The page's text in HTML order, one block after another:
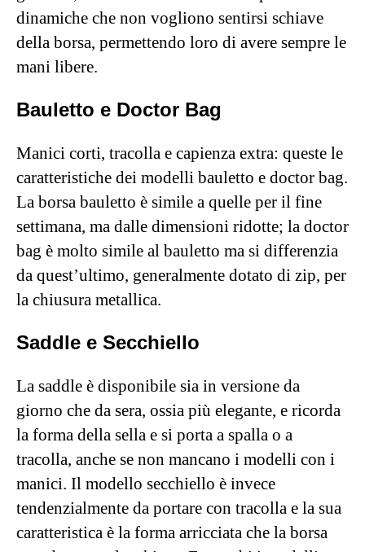
dinamiche che non vogliono sentirsi schiave
della borsa, permettendo loro di avere sempre le
mani libere.
Bauletto e Doctor Bag
Manici corti, tracolla e capienza extra: queste le
caratteristiche dei modelli bauletto e doctor bag.
La borsa bauletto è simile a quelle per il fine
settimana, ma dalle dimensioni ridotte; la doctor
bag è molto simile al bauletto ma si differenzia
da quest’ultimo, generalmente dotato di zip, per
la chiusura metallica.
Saddle e Secchiello
La saddle è disponibile sia in versione da
giorno che da sera, ossia più elegante, e ricorda
la forma della sella e si porta a spalla o a
tracolla, anche se non mancano i modelli con i
manici. Il modello secchiello è invece
tendenzialmente da portare con tracolla e la sua
caratteristica è la forma arricciata che la borsa